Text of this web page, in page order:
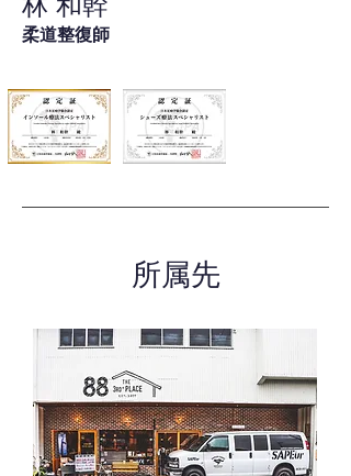
柔道整復師
所属先